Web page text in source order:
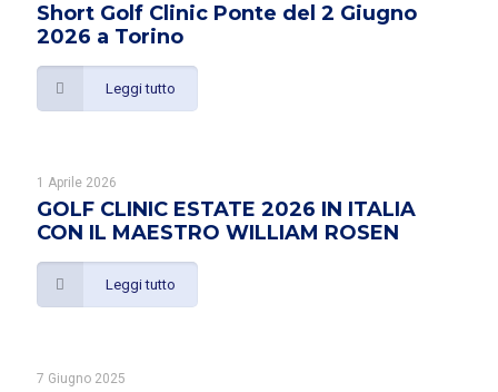
Short Golf Clinic Ponte del 2 Giugno
2026 a Torino
Leggi tutto
1 Aprile 2026
GOLF CLINIC ESTATE 2026 IN ITALIA
CON IL MAESTRO WILLIAM ROSEN
Leggi tutto
7 Giugno 2025